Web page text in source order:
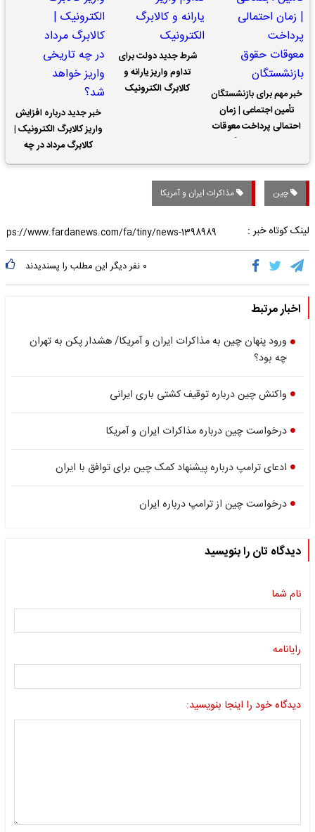
خبر مهم برای بازنشستگان
تأمین اجتماعی | زمان
احتمالی پرداخت معوقات
شرط جدید دولت برای
تداوم واریز یارانه و
کالابرگ الکترونیک
خبر جدید درباره افزایش
واریز کالابرگ الکترونیک |
کالابرگ مرداد در چه
تاریخی واریز خواهد شد؟
چین مذاکرات ایران و آمریکا
لینک کوتاه خبر :
۰ نفر دیگر این مطلب را پسندیدند
اخبار مرتبط
ورود پنهان چین به مذاکرات ایران و آمریکا/ هشدار پکن به تهران
چه بود؟
واکنش چین درباره توقیف کشتی باری ایرانی
درخواست چین درباره مذاکرات ایران و آمریکا
ادعای ترامپ درباره پیشنهاد کمک چین برای توافق با ایران
درخواست چین از ترامپ درباره ایران
دیدگاه تان را بنویسید
نام شما
رایانامه
دیدگاه خود را اینجا بنویسید: